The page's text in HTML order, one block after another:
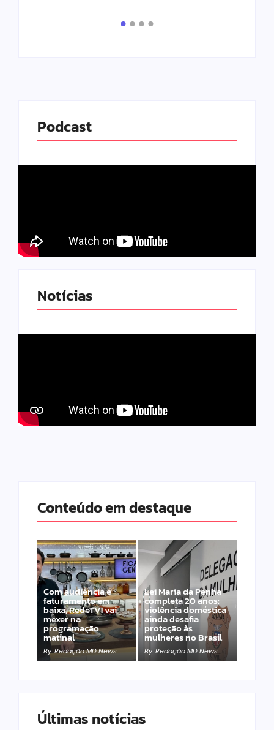
Podcast
Notícias
Conteúdo em destaque
Com audiência e
faturamento em
baixa, RedeTV! vai
mexer na
programação
matinal
By Redação MD News
Lei Maria da Penha
completa 20 anos:
violência doméstica
ainda desafia
proteção às
mulheres no Brasil
By Redação MD News
Últimas notícias